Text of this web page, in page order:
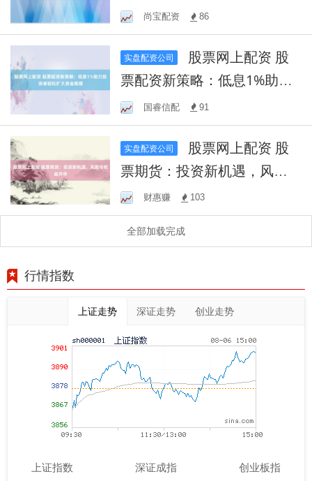
标准！尚宝配资 86
实盘配资公司
票配资新策略：低息1%助力
投资者轻松扩大资金规模
国睿信配 91
实盘配资公司
票期货：投资新机遇，风险
与收益并存
财惠赚 103
全部加载完成
行情指数
上证走势 深证走势 创业走势
上证指数 深证成指 创业板指